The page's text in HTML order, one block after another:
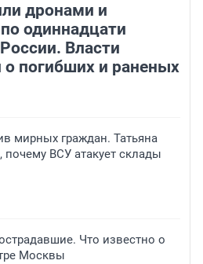
дронами и
одиннадцати
Власти
погибших и раненых
мирных граждан. Татьяна
почему ВСУ атакует склады
Что известно о
Москвы